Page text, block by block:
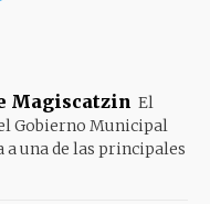
Magiscatzin El
Gobierno Municipal
una de las principales